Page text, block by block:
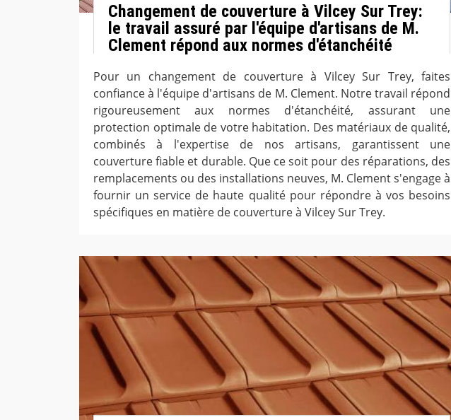
Changement de couverture à Vilcey Sur Trey:
le travail assuré par l'équipe d'artisans de M.
Clement répond aux normes d'étanchéité
Pour un changement de couverture à Vilcey Sur Trey, faites
confiance à l'équipe d'artisans de M. Clement. Notre travail répond
rigoureusement aux normes d'étanchéité, assurant une
protection optimale de votre habitation. Des matériaux de qualité,
combinés à l'expertise de nos artisans, garantissent une
couverture fiable et durable. Que ce soit pour des réparations, des
remplacements ou des installations neuves, M. Clement s'engage à
fournir un service de haute qualité pour répondre à vos besoins
spécifiques en matière de couverture à Vilcey Sur Trey.